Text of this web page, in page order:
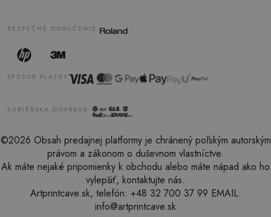
BEZPEČNÉ DORUČENIE
KURIÉRSKA DOPRAVA
SPÔSOB PLATBY
©2026 Obsah predajnej platformy je chránený poľským autorským
právom a zákonom o duševnom vlastníctve.
Ak máte nejaké pripomienky k obchodu alebo máte nápad ako ho
vylepšiť, kontaktujte nás.
Artprintcave.sk, telefón: +48 32 700 37 99 EMAIL:
info@artprintcave.sk